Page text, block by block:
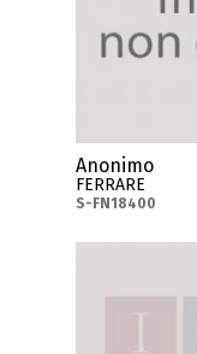
Anonimo
FERRARE
S-FN18400